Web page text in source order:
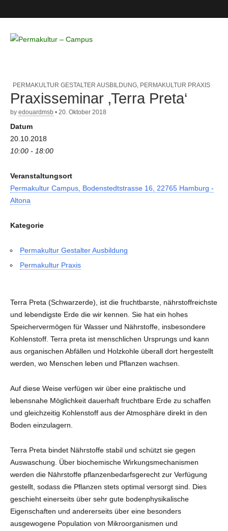
– Campus
PERMAKULTUR GESTALTER AUSBILDUNG PERMAKULTUR PRAXIS
Praxisseminar ‚Terra Preta‘
by edouardmsb • 20. Oktober 2018
Datum
20.10.2018
10:00 - 18:00
Veranstaltungsort
Permakultur Campus, Bodenstedtstrasse 16, 22765 Hamburg -
Altona
Kategorie
Permakultur Gestalter Ausbildung
Permakultur Praxis
Terra Preta (Schwarzerde), ist die fruchtbarste, nährstoffreichste
und lebendigste Erde die wir kennen. Sie hat ein hohes
Speichervermögen für Wasser und Nährstoffe, insbesondere
Kohlenstoff. Terra preta ist menschlichen Ursprungs und kann
aus organischen Abfällen und Holzkohle überall dort hergestellt
werden, wo Menschen leben und Pflanzen wachsen.
Auf diese Weise verfügen wir über eine praktische und
lebensnahe Möglichkeit dauerhaft fruchtbare Erde zu schaffen
und gleichzeitig Kohlenstoff aus der Atmosphäre direkt in den
Boden einzulagern.
Terra Preta bindet Nährstoffe stabil und schützt sie gegen
Auswaschung. Über biochemische Wirkungsmechanismen
werden die Nährstoffe pflanzenbedarfsgerecht zur Verfügung
gestellt, sodass die Pflanzen stets optimal versorgt sind. Dies
geschieht einerseits über sehr gute bodenphysikalische
Eigenschaften und andererseits über eine besonders
ausgewogene Population von Mikroorganismen und